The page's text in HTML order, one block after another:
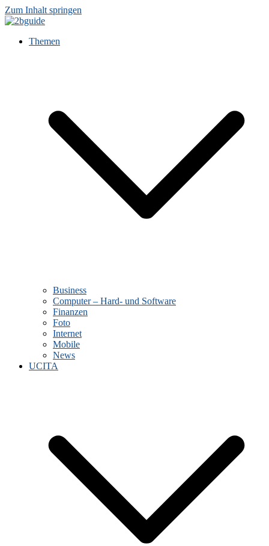
Zum Inhalt springen
Themen
Business
Computer – Hard- und Software
Finanzen
Foto
Internet
Mobile
News
UCITA